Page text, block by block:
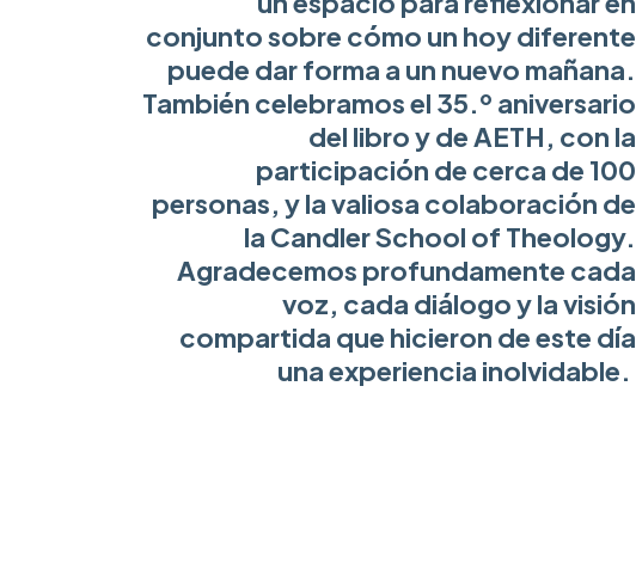
conjunto sobre cómo un hoy diferente
puede dar forma a un nuevo mañana.
También celebramos el 35.º aniversario
del libro y de AETH, con la
participación de cerca de 100
personas, y la valiosa colaboración de
la Candler School of Theology.
Agradecemos profundamente cada
voz, cada diálogo y la visión
compartida que hicieron de este día
una experiencia inolvidable.